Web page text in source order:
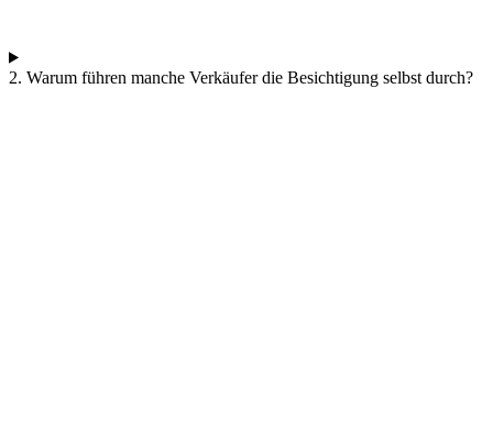
2. Warum führen manche Verkäufer die Besichtigung selbst durch?